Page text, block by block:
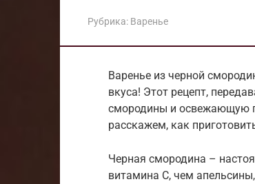
Рубрика: Варенье
Варенье из черной
вкуса! Этот рецепт,
смородины и освежающую
расскажем, как
Черная смородина –
витамина С, чем